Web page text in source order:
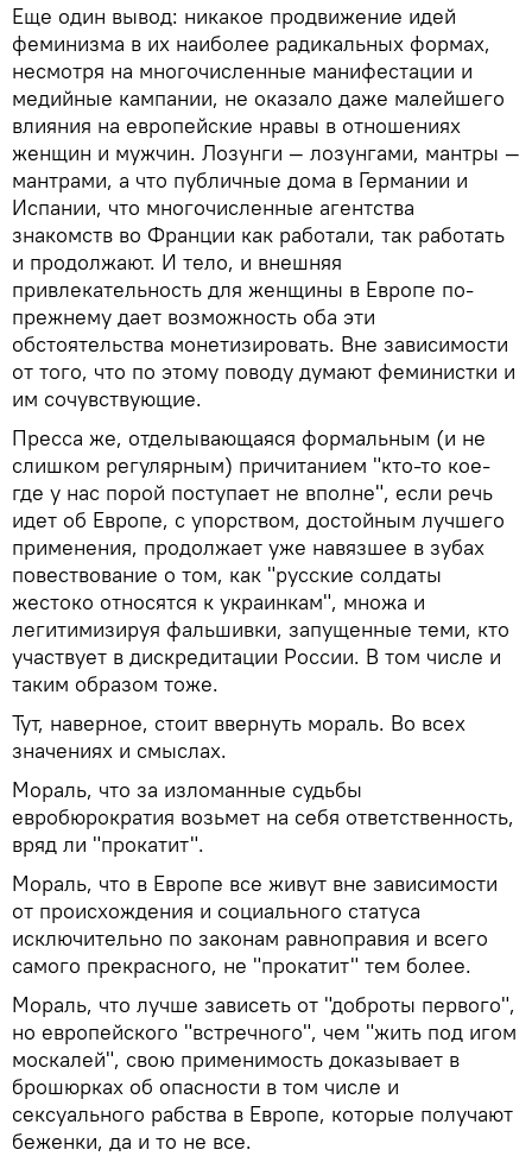
Еще один вывод: никакое продвижение идей
феминизма в их наиболее радикальных формах,
несмотря на многочисленные манифестации и
медийные кампании, не оказало даже малейшего
влияния на европейские нравы в отношениях
женщин и мужчин. Лозунги — лозунгами, мантры —
мантрами, а что публичные дома в Германии и
Испании, что многочисленные агентства
знакомств во Франции как работали, так работать
и продолжают. И тело, и внешняя
привлекательность для женщины в Европе по-
прежнему дает возможность оба эти
обстоятельства монетизировать. Вне зависимости
от того, что по этому поводу думают феминистки и
им сочувствующие.
Пресса же, отделывающаяся формальным (и не
слишком регулярным) причитанием "кто-то кое-
где у нас порой поступает не вполне", если речь
идет об Европе, с упорством, достойным лучшего
применения, продолжает уже навязшее в зубах
повествование о том, как "русские солдаты
жестоко относятся к украинкам", множа и
легитимизируя фальшивки, запущенные теми, кто
участвует в дискредитации России. В том числе и
таким образом тоже.
Тут, наверное, стоит ввернуть мораль. Во всех
значениях и смыслах.
Мораль, что за изломанные судьбы
евробюрократия возьмет на себя ответственность,
вряд ли "прокатит".
Мораль, что в Европе все живут вне зависимости
от происхождения и социального статуса
исключительно по законам равноправия и всего
самого прекрасного, не "прокатит" тем более.
Мораль, что лучше зависеть от "доброты первого",
но европейского "встречного", чем "жить под игом
москалей", свою применимость доказывает в
брошюрках об опасности в том числе и
сексуального рабства в Европе, которые получают
беженки, да и то не все.